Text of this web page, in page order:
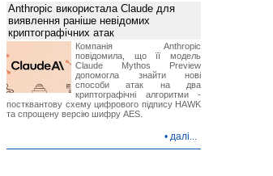
Anthropic використала Claude для
виявлення раніше невідомих
криптографічних атак
Компанія Anthropic
повідомила, що її модель
Claude Mythos Preview
допомогла знайти нові
способи атак на два
криптографічні алгоритми -
постквантову схему цифрового підпису HAWK
та спрощену версію шифру AES.
• далі...